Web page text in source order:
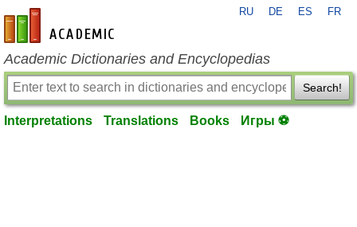
en-academic.com
RU DE ES FR
Academic Dictionaries and Encyclopedias
Search!
Interpretations Translations Books Игры ⚽